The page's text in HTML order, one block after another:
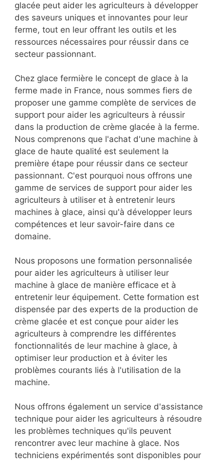
glacée peut aider les agriculteurs à développer
des saveurs uniques et innovantes pour leur
ferme, tout en leur offrant les outils et les
ressources nécessaires pour réussir dans ce
secteur passionnant.
Chez glace fermière le concept de glace à la
ferme made in France, nous sommes fiers de
proposer une gamme complète de services de
support pour aider les agriculteurs à réussir
dans la production de crème glacée à la ferme.
Nous comprenons que l'achat d'une machine à
glace de haute qualité est seulement la
première étape pour réussir dans ce secteur
passionnant. C'est pourquoi nous offrons une
gamme de services de support pour aider les
agriculteurs à utiliser et à entretenir leurs
machines à glace, ainsi qu'à développer leurs
compétences et leur savoir-faire dans ce
domaine.
Nous proposons une formation personnalisée
pour aider les agriculteurs à utiliser leur
machine à glace de manière efficace et à
entretenir leur équipement. Cette formation est
dispensée par des experts de la production de
crème glacée et est conçue pour aider les
agriculteurs à comprendre les différentes
fonctionnalités de leur machine à glace, à
optimiser leur production et à éviter les
problèmes courants liés à l'utilisation de la
machine.
Nous offrons également un service d'assistance
technique pour aider les agriculteurs à résoudre
les problèmes techniques qu'ils peuvent
rencontrer avec leur machine à glace. Nos
techniciens expérimentés sont disponibles pour